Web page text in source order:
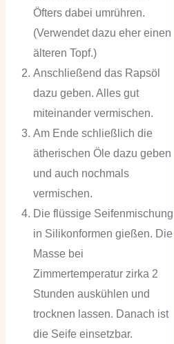
Öfters dabei umrühren.
(Verwendet dazu eher einen
älteren Topf.)
Anschließend das Rapsöl
dazu geben. Alles gut
miteinander vermischen.
Am Ende schließlich die
ätherischen Öle dazu geben
und auch nochmals
vermischen.
Die flüssige Seifenmischung
in Silikonformen gießen. Die
Masse bei
Zimmertemperatur zirka 2
Stunden auskühlen und
trocknen lassen. Danach ist
die Seife einsetzbar.